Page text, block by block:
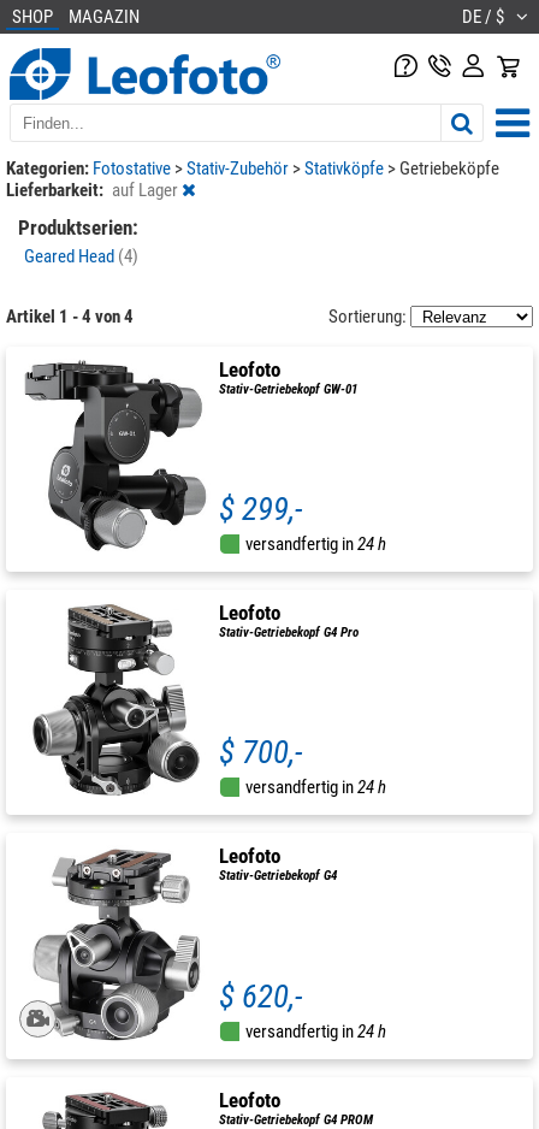
SHOP MAGAZIN DE / $
Kategorien: Fotostative >Stativ-Zubehör >Stativköpfe > Getriebeköpfe
Lieferbarkeit: auf Lager
Produktserien:
Geared Head (4)
Artikel 1 - 4 von 4 Sortierung:
Leofoto
Stativ-Getriebekopf GW-01
$ 299,-
versandfertig in24 h
Leofoto
Stativ-Getriebekopf G4 Pro
$ 700,-
versandfertig in24 h
Leofoto
Stativ-Getriebekopf G4
$ 620,-
versandfertig in24 h
Leofoto
Stativ-Getriebekopf G4 PROM